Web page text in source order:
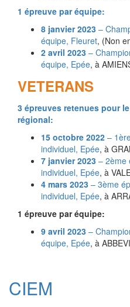
1 épreuve par équipe:
8 janvier 2023 –
équipe, Fleuret, (Non
2 avril 2023 –
équipe, Epée, à
VETERANS
3 épreuves retenues pour
régional:
15 octobre 2022 –
individuel, Epée, à
7 janvier 2023 – 2ème
individuel, Epée, à
4 mars 2023 – 3ème
individuel, Epée, à
1 épreuve par équipe:
9 avril 2023 –
équipe, Epée, à
CIEM